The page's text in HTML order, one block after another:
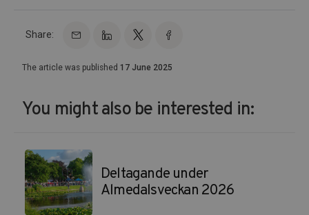
Share:
The article was published 17 June 2025
You might also be interested in:
Deltagande under
Almedalsveckan 2026